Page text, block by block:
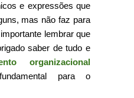
e expressões que
mas não faz para
lembrar que
saber de tudo e
organizacional
para o